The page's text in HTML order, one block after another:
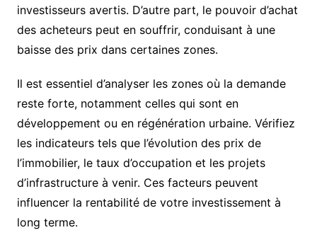
investisseurs avertis. D’autre part, le pouvoir d’achat
des acheteurs peut en souffrir, conduisant à une
baisse des prix dans certaines zones.
Il est essentiel d’analyser les zones où la demande
reste forte, notamment celles qui sont en
développement ou en régénération urbaine. Vérifiez
les indicateurs tels que l’évolution des prix de
l’immobilier, le taux d’occupation et les projets
d’infrastructure à venir. Ces facteurs peuvent
influencer la rentabilité de votre investissement à
long terme.